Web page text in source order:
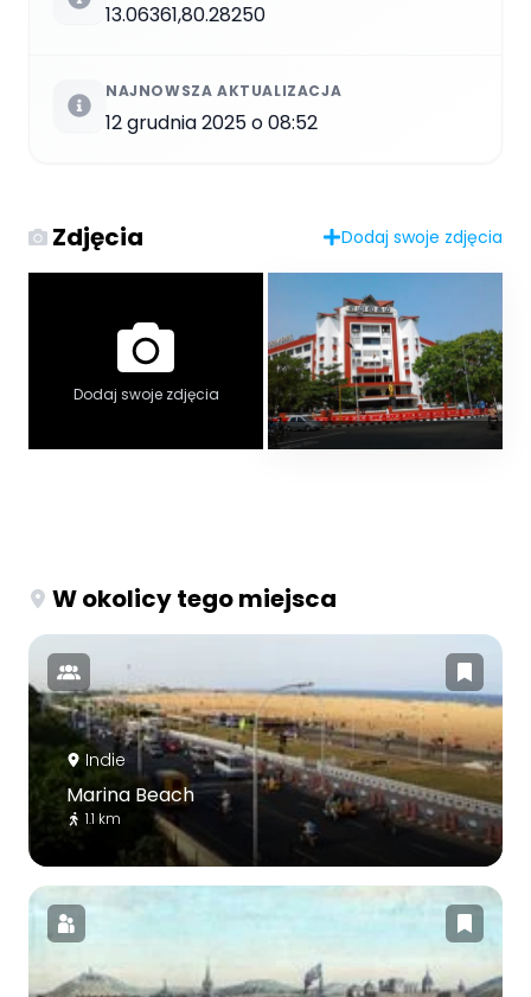
13.06361,80.28250
NAJNOWSZA AKTUALIZACJA
12 grudnia 2025 o 08:52
Zdjęcia Dodaj swoje zdjęcia
Dodaj swoje zdjęcia
W okolicy tego miejsca
Indie
Marina Beach
1.1 km